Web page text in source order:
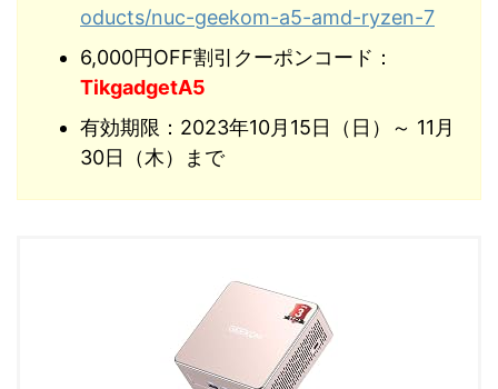
oducts/nuc-geekom-a5-amd-ryzen-7
6,000円OFF割引クーポンコード：
TikgadgetA5
有効期限：2023年10月15日（日）～ 11月
30日（木）まで